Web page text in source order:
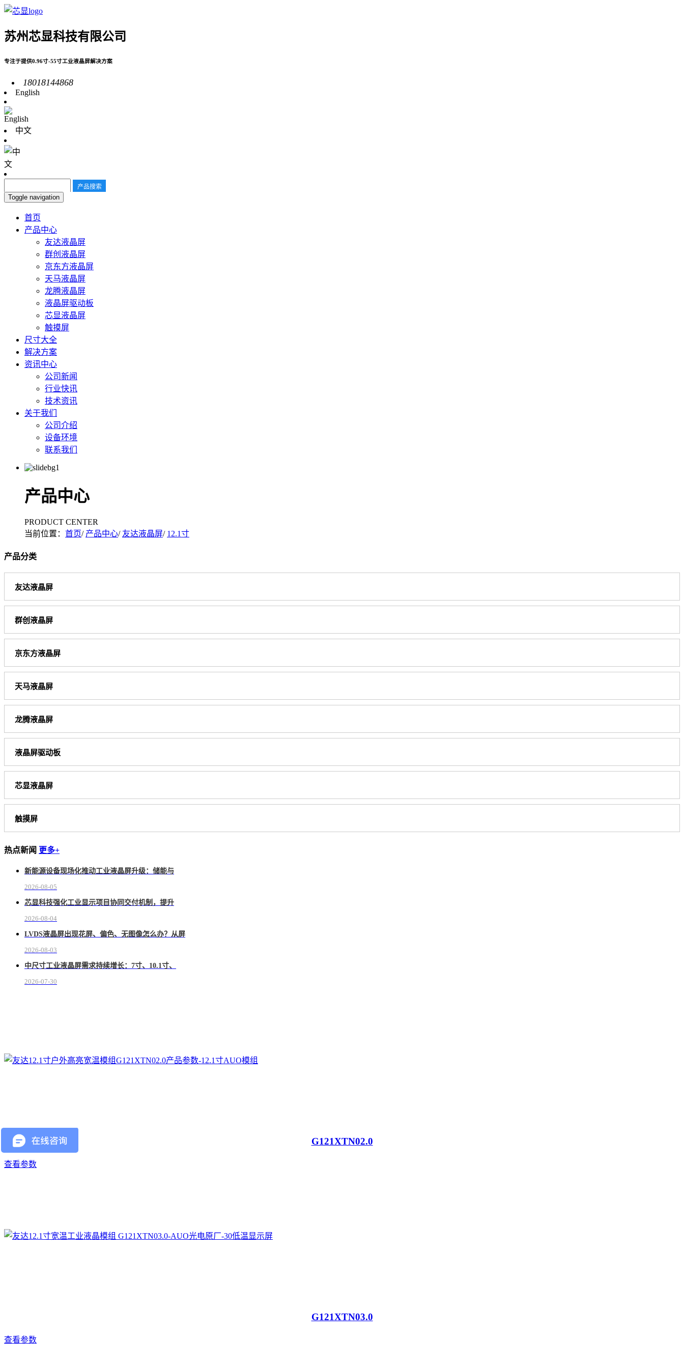
苏州芯显科技有限公司
专注于提供0.96寸-55寸工业液晶屏解决方案
18018144868
English
中文
Toggle navigation
首页
产品中心
友达液晶屏
群创液晶屏
京东方液晶屏
天马液晶屏
龙腾液晶屏
液晶屏驱动板
芯显液晶屏
触摸屏
尺寸大全
解决方案
资讯中心
公司新闻
行业快讯
技术资讯
关于我们
公司介绍
设备环境
联系我们
产品中心
PRODUCT CENTER
当前位置： 首页/ 产品中心/ 友达液晶屏/ 12.1寸
产品分类
友达液晶屏
群创液晶屏
京东方液晶屏
天马液晶屏
龙腾液晶屏
液晶屏驱动板
芯显液晶屏
触摸屏
热点新闻 更多+
新能源设备现场化推动工业液晶屏升级：储能与
2026-08-05
芯显科技强化工业显示项目协同交付机制，提升
2026-08-04
LVDS液晶屏出现花屏、偏色、无图像怎么办？从屏
2026-08-03
中尺寸工业液晶屏需求持续增长：7寸、10.1寸、
2026-07-30
G121XTN02.0
查看参数
G121XTN03.0
查看参数